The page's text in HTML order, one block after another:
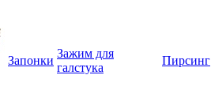
Запонки
Зажим для
галстука
Пирсинг